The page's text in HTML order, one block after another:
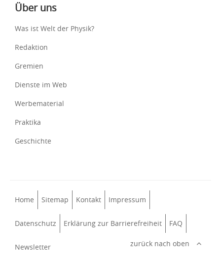
Über uns
Was ist Welt der Physik?
Redaktion
Gremien
Dienste im Web
Werbematerial
Praktika
Geschichte
Home Sitemap Kontakt Impressum
Datenschutz Erklärung zur Barrierefreiheit FAQ
Newsletter zurück nach oben